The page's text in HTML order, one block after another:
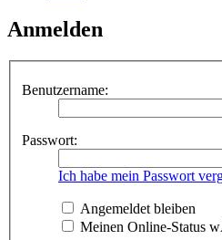
Anmelden
Benutzername:
Passwort:
Ich habe mein Passwort
Angemeldet bleiben
Meinen Online-Status